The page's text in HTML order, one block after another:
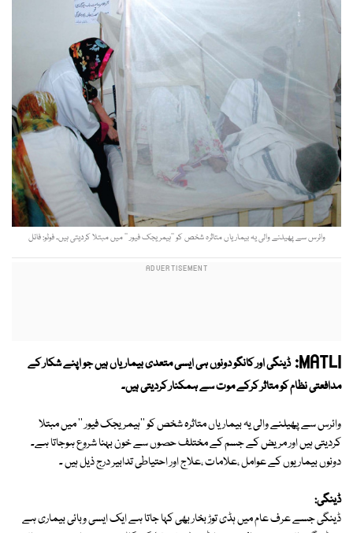
وائرس سے پھیلنے والی یہ بیماریاں متاثرہ شخص کو ’’ہیمریجک فیور ‘‘ میں مبتلا کردیتی ہیں۔ فوٹو: فائل
MATLI: ڈینگی اور کانگو دونوں ہی ایسی متعدی بیماریاں ہیں جو اپنے شکار کے
مدافعتی نظام کو متاثر کرکے موت سے ہمکنار کردیتی ہیں۔
وائرس سے پھیلنے والی یہ بیماریاں متاثرہ شخص کو ''ہیمریجک فیور '' میں مبتلا
کردیتی ہیں اور مریض کے جسم کے مختلف حصوں سے خون بہنا شروع ہوجاتا ہے۔
دونوں بیماریوں کے عوامل ،علامات ،علاج اور احتیاطی تدابیر درج ذیل ہیں ۔
ڈینگی:
ڈینگی جسے عرف عام میں ہڈی توڑ بخار بھی کہا جاتا ہے ایک ایسی وبائی بیماری ہے